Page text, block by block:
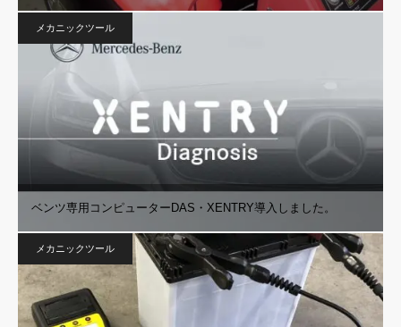
メカニックツール
ベンツ専用コンピューターDAS・XENTRY導入しました。
メカニックツール